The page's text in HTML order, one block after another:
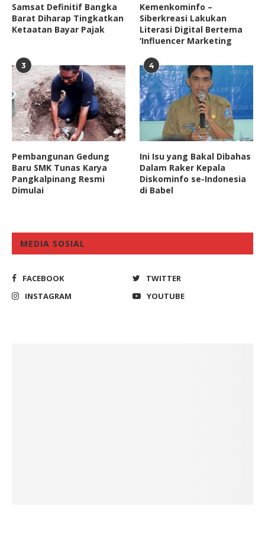
Samsat Definitif Bangka
Barat Diharap Tingkatkan
Ketaatan Bayar Pajak
Kemenkominfo –
Siberkreasi Lakukan
Literasi Digital Bertema
‘Influencer Marketing
3
Pembangunan Gedung
Baru SMK Tunas Karya
Pangkalpinang Resmi
Dimulai
4
Ini Isu yang Bakal Dibahas
Dalam Raker Kepala
Diskominfo se-Indonesia
di Babel
MEDIA SOSIAL
FACEBOOK
TWITTER
INSTAGRAM
YOUTUBE